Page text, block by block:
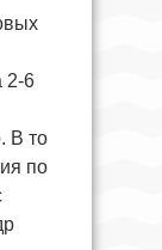
2-6
В то
по